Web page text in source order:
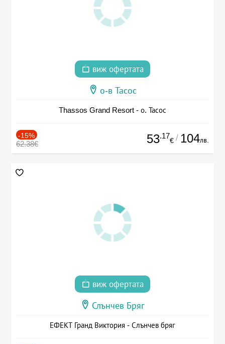
виж офертата
о-в Тасос
Thassos Grand Resort - о. Тасос
-15%
62.38€ 53.17
€ / 104лв.
виж офертата
Слънчев Бряг
ЕФЕКТ Гранд Виктория - Слънчев бряг